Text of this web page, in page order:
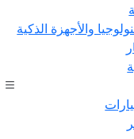
والأجهزة الذكية